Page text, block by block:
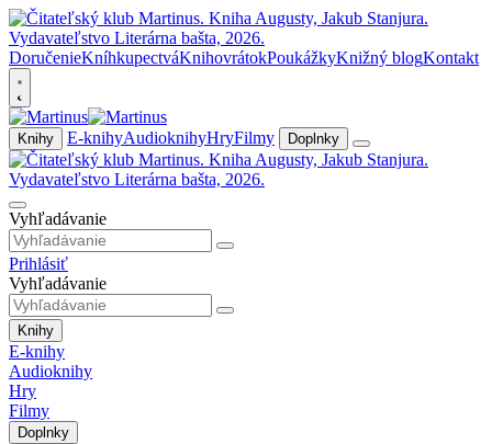
DoručenieKníhkupectváKnihovrátokPoukážkyKnižný blogKontakt
Knihy E-knihyAudioknihyHryFilmy Doplnky
Vyhľadávanie
Prihlásiť
Vyhľadávanie
Knihy
E-knihy
Audioknihy
Hry
Filmy
Doplnky